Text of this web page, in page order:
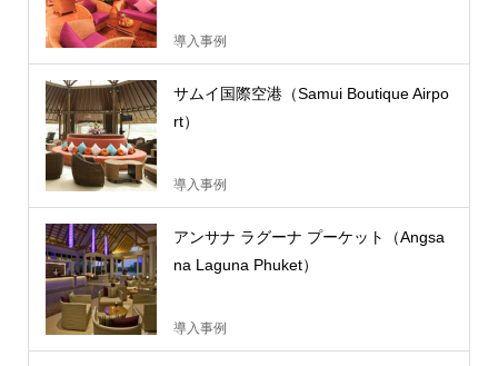
導入事例
サムイ国際空港（Samui Boutique Airpo
rt）
導入事例
アンサナ ラグーナ プーケット（Angsa
na Laguna Phuket）
導入事例